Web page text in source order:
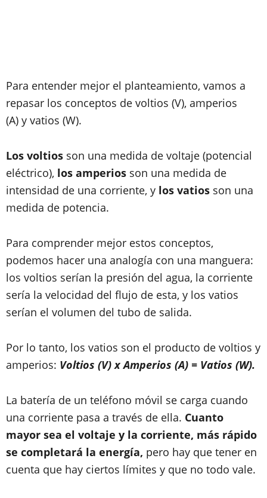
Para entender mejor el planteamiento, vamos a
repasar los conceptos de voltios (V), amperios
(A) y vatios (W).
Los voltios son una medida de voltaje (potencial
eléctrico), los amperios son una medida de
intensidad de una corriente, y los vatios son una
medida de potencia.
Para comprender mejor estos conceptos,
podemos hacer una analogía con una manguera:
los voltios serían la presión del agua, la corriente
sería la velocidad del flujo de esta, y los vatios
serían el volumen del tubo de salida.
Por lo tanto, los vatios son el producto de voltios y
amperios: Voltios (V) x Amperios (A) = Vatios (W).
La batería de un teléfono móvil se carga cuando
una corriente pasa a través de ella. Cuanto
mayor sea el voltaje y la corriente, más rápido
se completará la energía, pero hay que tener en
cuenta que hay ciertos límites y que no todo vale.